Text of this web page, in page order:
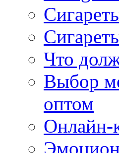
Что
Выбор
оптом
Онлайн-